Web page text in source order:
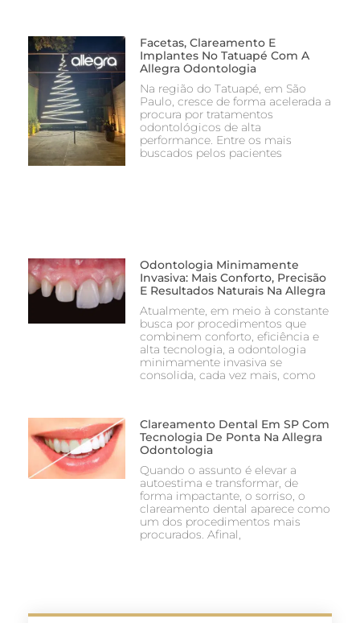
Facetas, Clareamento E
Implantes No Tatuapé Com A
Allegra Odontologia
Na região do Tatuapé, em São
Paulo, cresce de forma acelerada a
procura por tratamentos
odontológicos de alta
performance. Entre os mais
buscados pelos pacientes
Odontologia Minimamente
Invasiva: Mais Conforto, Precisão
E Resultados Naturais Na Allegra
Atualmente, em meio à constante
busca por procedimentos que
combinem conforto, eficiência e
alta tecnologia, a odontologia
minimamente invasiva se
consolida, cada vez mais, como
Clareamento Dental Em SP Com
Tecnologia De Ponta Na Allegra
Odontologia
Quando o assunto é elevar a
autoestima e transformar, de
forma impactante, o sorriso, o
clareamento dental aparece como
um dos procedimentos mais
procurados. Afinal,